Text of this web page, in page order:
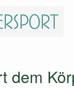
dem